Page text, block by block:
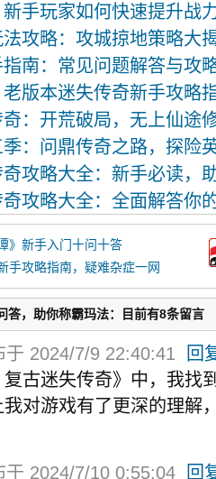
手玩家如何快速提升战
法攻略：攻城掠地策略大
南：常见问题解答与攻
版本迷失传奇新手攻略
：开荒破局，无上仙途
：问鼎传奇之路，探险
攻略大全：新手必读，
攻略大全：全面解答你
》新手入门十问十答
手攻略指南，疑难杂症一网
答，助你称霸玛法：目前有8条留言
于 2024/7/9 22:40:41
回
古迷失传奇》中，我找
对游戏有了更深的理解
于 2024/7/10 0:55:04 回